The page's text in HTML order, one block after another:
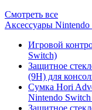
Смотреть все
Аксессуары Nintendo
Игровой
Switch)
Защитное
(9H) для
Сумка Hori
Nintendo
Защитное